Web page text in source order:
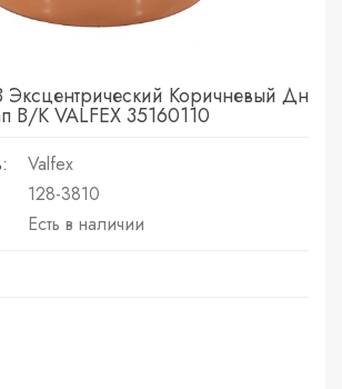
Эксцентрический Коричневый Дн
В/к VALFEX 35160110
Valfex
128-3810
Есть в наличии